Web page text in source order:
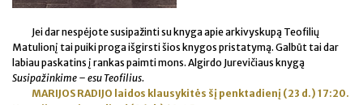
Jei dar nespėjote susipažinti su knyga apie arkivyskupą Teofilių
Matulionį tai puiki proga išgirsti šios knygos pristatymą. Galbūt tai dar
labiau paskatins į rankas paimti mons. Algirdo Jurevičiaus knygą
Susipažinkime – esu Teofilius.
MARIJOS RADIJO l aidos klausykitės šį penktadienį (23 d.) 17:20.